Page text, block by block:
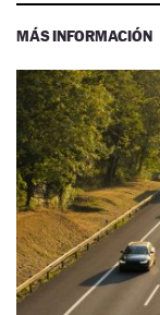
MÁS INFORMACIÓN